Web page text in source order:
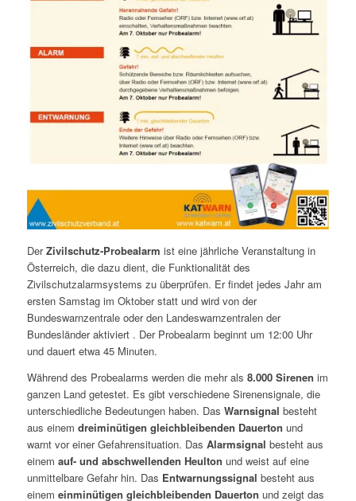
DerZivilschutz-Probealarm ist eine jährliche Veranstaltung in
Österreich, die dazu dient, die Funktionalität des
Zivilschutzalarmsystems zu überprüfen. Er findet jedes Jahr am
ersten Samstag im Oktober statt und wird von der
Bundeswarnzentrale oder den Landeswarnzentralen der
Bundesländer aktiviert . Der Probealarm beginnt um 12:00 Uhr
und dauert etwa 45 Minuten.
Während des Probealarms werden die mehr als 8.000 Sirenen im
ganzen Land getestet. Es gibt verschiedene Sirenensignale, die
unterschiedliche Bedeutungen haben. Das Warnsignal besteht
aus einem dreiminütigen gleichbleibenden Dauerton und
warnt vor einer Gefahrensituation. Das Alarmsignal besteht aus
einem auf- und abschwellenden Heulton und weist auf eine
unmittelbare Gefahr hin. Das Entwarnungssignal besteht aus
einem einminütigen gleichbleibenden Dauerton und zeigt das